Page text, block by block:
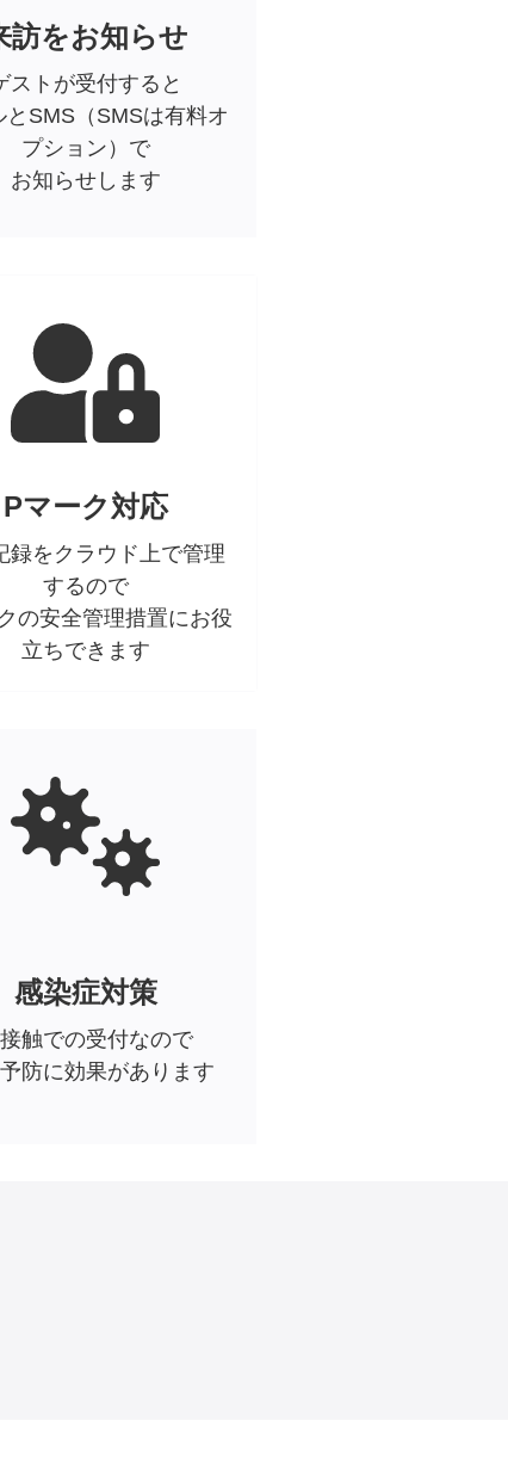
訪をお知らせ
ストが受付すると
とSMS（SMSは有料オ
プション）で
お知らせします
Pマーク対応
録をクラウド上で管理
するので
の安全管理措置にお役
立ちできます
感染症対策
触での受付なので
防に効果があります